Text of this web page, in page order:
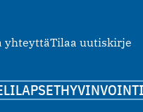
yhteyttäTilaa uutiskirje
LAPSETHYVINVOINTI